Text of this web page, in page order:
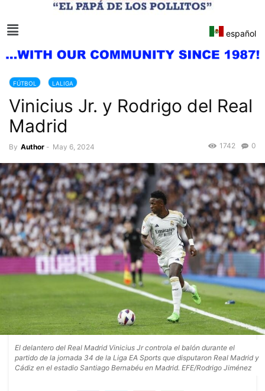
español
FÚTBOL LALIGA
Vinicius Jr. y Rodrigo del Real
Madrid
By Author - May 6, 2024 0
1742
El delantero del Real Madrid Vinicius Jr controla el balón durante el
partido de la jornada 34 de la Liga EA Sports que disputaron Real Madrid y
Cádiz en el estadio Santiago Bernabéu en Madrid. EFE/Rodrigo Jiménez